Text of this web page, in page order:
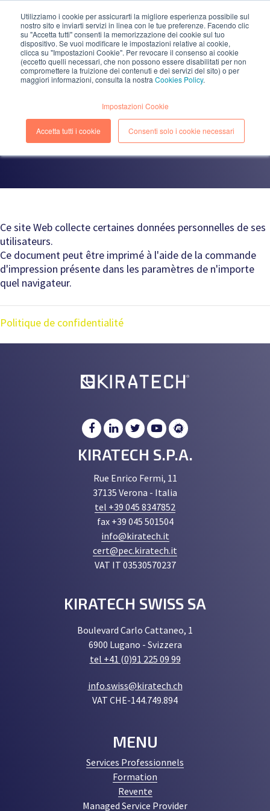
Utilizziamo i cookie per assicurarti la migliore esperienza possibile sul
nostro sito e inviarti servizi in linea con le tue preferenze. Facendo clic
su "Accetta tutti" consenti la memorizzazione dei cookie sul tuo
dispositivo. Se vuoi modificare le impostazioni relative ai cookie,
clicca su "Impostazioni Cookie". Per revocare il consenso ai cookie
(eccetto quelli necessari, che non possono essere disabilitati per non
compromettere la fruizione dei contenuti e dei servizi del sito) o per
maggiori informazioni, consulta la nostra Cookies Policy.
Impostazioni Cookie
Accetta tutti i cookie Consenti solo i cookie necessari
EN IT
PRIVACY - COOKIE POLICY
Ce site Web collecte certaines données personnelles de ses
utilisateurs.
Ce document peut être imprimé à l'aide de la commande
d'impression présente dans les paramètres de n'importe
quel navigateur.
Politique de confidentialité
KIRATECH S.P.A.
Rue Enrico Fermi, 11
37135 Verona - Italia
tel +39 045 8347852
fax +39 045 501504
info@kiratech.it
cert@pec.kiratech.it
VAT IT 03530570237
KIRATECH SWISS SA
Boulevard Carlo Cattaneo, 1
6900 Lugano - Svizzera
tel +41 (0)91 225 09 99
info.swiss@kiratech.ch
VAT CHE-144.749.894
MENU
Services Professionnels
Formation
Revente
Managed Service Provider